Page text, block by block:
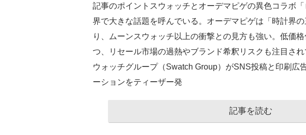
記事のポイントスウォッチとオーデマピゲの異色コラボ
界で大きな話題を呼んでいる。オーデマピゲは「時計界
り、ムーンスウォッチ以上の衝撃との見方も強い。低価
つ、リセール市場の過熱やブランド希釈リスクも注目さ
ウォッチグループ（Swatch Group）がSNS投稿と印刷広
ーションをティーザー発
記事を読む